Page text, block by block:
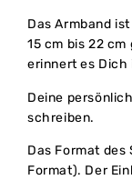
Das Armband
15 cm bis 22
erinnert es Dich
Deine
schreiben.
Das Format des
Format). Der